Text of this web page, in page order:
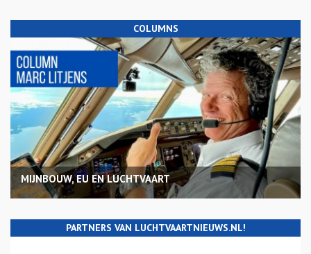
COLUMNS
MIJNBOUW, EU EN LUCHTVAART
PARTNERS VAN LUCHTVAARTNIEUWS.NL!